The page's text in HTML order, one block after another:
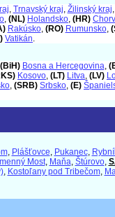
, Trnavský kraj, Žilinský kraj,
, (NL) Holandsko, (HR)
Rakúsko, (RO) Rumunsko,
Vatikán.
(BiH) Bosna a Hercegovina,
Kosovo, (LT) Litva, (LV)
, (SRB) Srbsko, (E)
, Plášťovce, Pukanec,
Most, Maňa, Štúrovo,
, Kostoľany pod Tribečom,